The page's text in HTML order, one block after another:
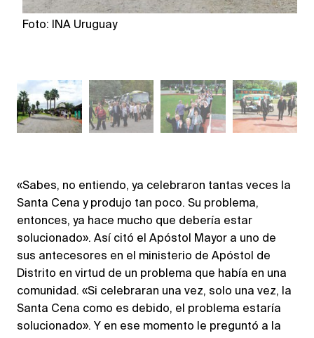
Foto: INA Uruguay
«Sabes, no entiendo, ya celebraron tantas veces la
Santa Cena y produjo tan poco. Su problema,
entonces, ya hace mucho que debería estar
solucionado». Así citó el Apóstol Mayor a uno de
sus antecesores en el ministerio de Apóstol de
Distrito en virtud de un problema que había en una
comunidad. «Si celebraran una vez, solo una vez, la
Santa Cena como es debido, el problema estaría
solucionado». Y en ese momento le preguntó a la